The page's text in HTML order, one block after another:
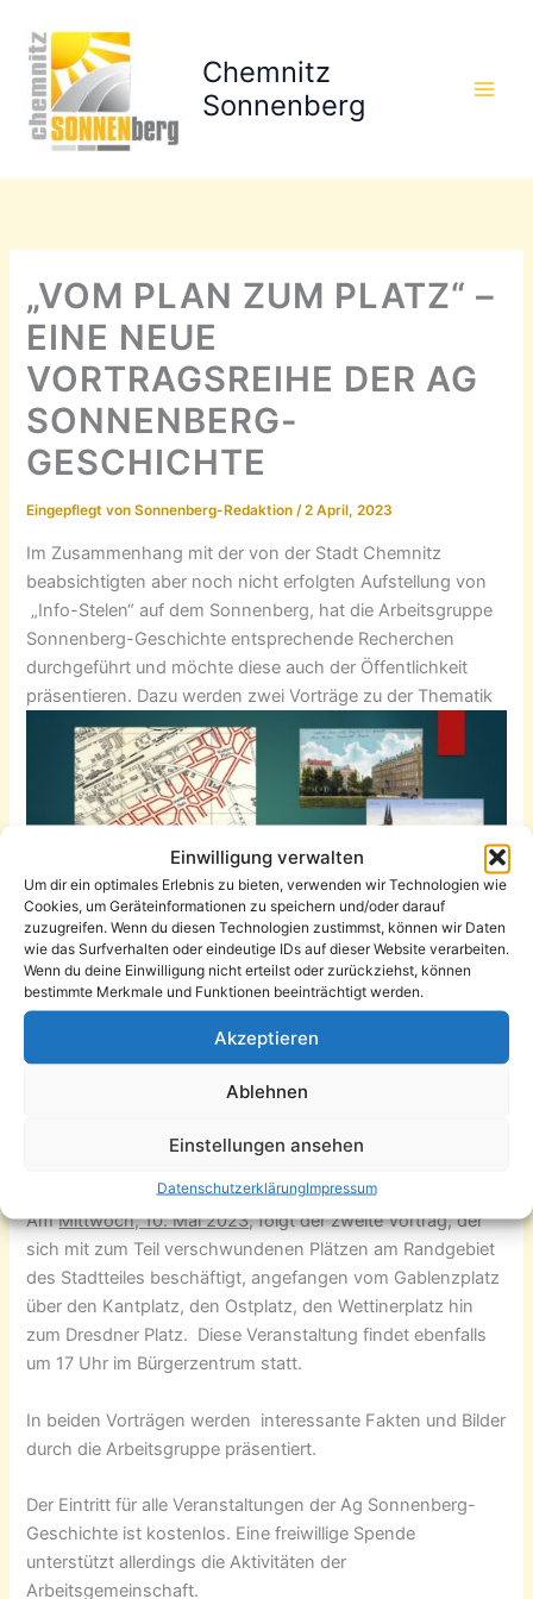
Einwilligung verwalten
Um dir ein optimales Erlebnis zu bieten, verwenden wir Technologien wie
Cookies, um Geräteinformationen zu speichern und/oder darauf
zuzugreifen. Wenn du diesen Technologien zustimmst, können wir Daten
wie das Surfverhalten oder eindeutige IDs auf dieser Website verarbeiten.
Wenn du deine Einwilligung nicht erteilst oder zurückziehst, können
bestimmte Merkmale und Funktionen beeinträchtigt werden.
Akzeptieren
Ablehnen
Einstellungen ansehen
DatenschutzerklärungImpressum
Inhalt
springen
Chemnitz
Sonnenberg
„VOM PLAN ZUM PLATZ“ –
EINE NEUE
VORTRAGSREIHE DER AG
SONNENBERG-
GESCHICHTE
Eingepflegt von Sonnenberg-Redaktion/2 April, 2023
Im Zusammenhang mit der von der Stadt Chemnitz
beabsichtigten aber noch nicht erfolgten Aufstellung von
„Info-Stelen“ auf dem Sonnenberg, hat die Arbeitsgruppe
Sonnenberg-Geschichte entsprechende Recherchen
durchgeführt und möchte diese auch der Öffentlichkeit
präsentieren. Dazu werden zwei Vorträge zu der Thematik
„Plätze auf und am Sonnenberg“gehalten.
Mittwoch, 19. April 2023, findet der erste Vortrag statt,
beschäftigt. Dazu laden wir um 17 Uhr in das
AmMittwoch, 10. Mai 2023, folgt der zweite Vortrag, der
sich mit zum Teil verschwundenen Plätzen am Randgebiet
des Stadtteiles beschäftigt, angefangen vom Gablenzplatz
über den Kantplatz, den Ostplatz, den Wettinerplatz hin
zum Dresdner Platz. Diese Veranstaltung findet ebenfalls
um 17 Uhr im Bürgerzentrum statt.
In beiden Vorträgen werden interessante Fakten und Bilder
durch die Arbeitsgruppe präsentiert.
Der Eintritt für alle Veranstaltungen der Ag Sonnenberg-
Geschichte ist kostenlos. Eine freiwillige Spende
unterstützt allerdings die Aktivitäten der
Arbeitsgemeinschaft.